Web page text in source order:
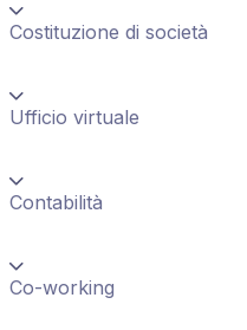
Costituzione di società
Ufficio virtuale
Contabilità
Co-working